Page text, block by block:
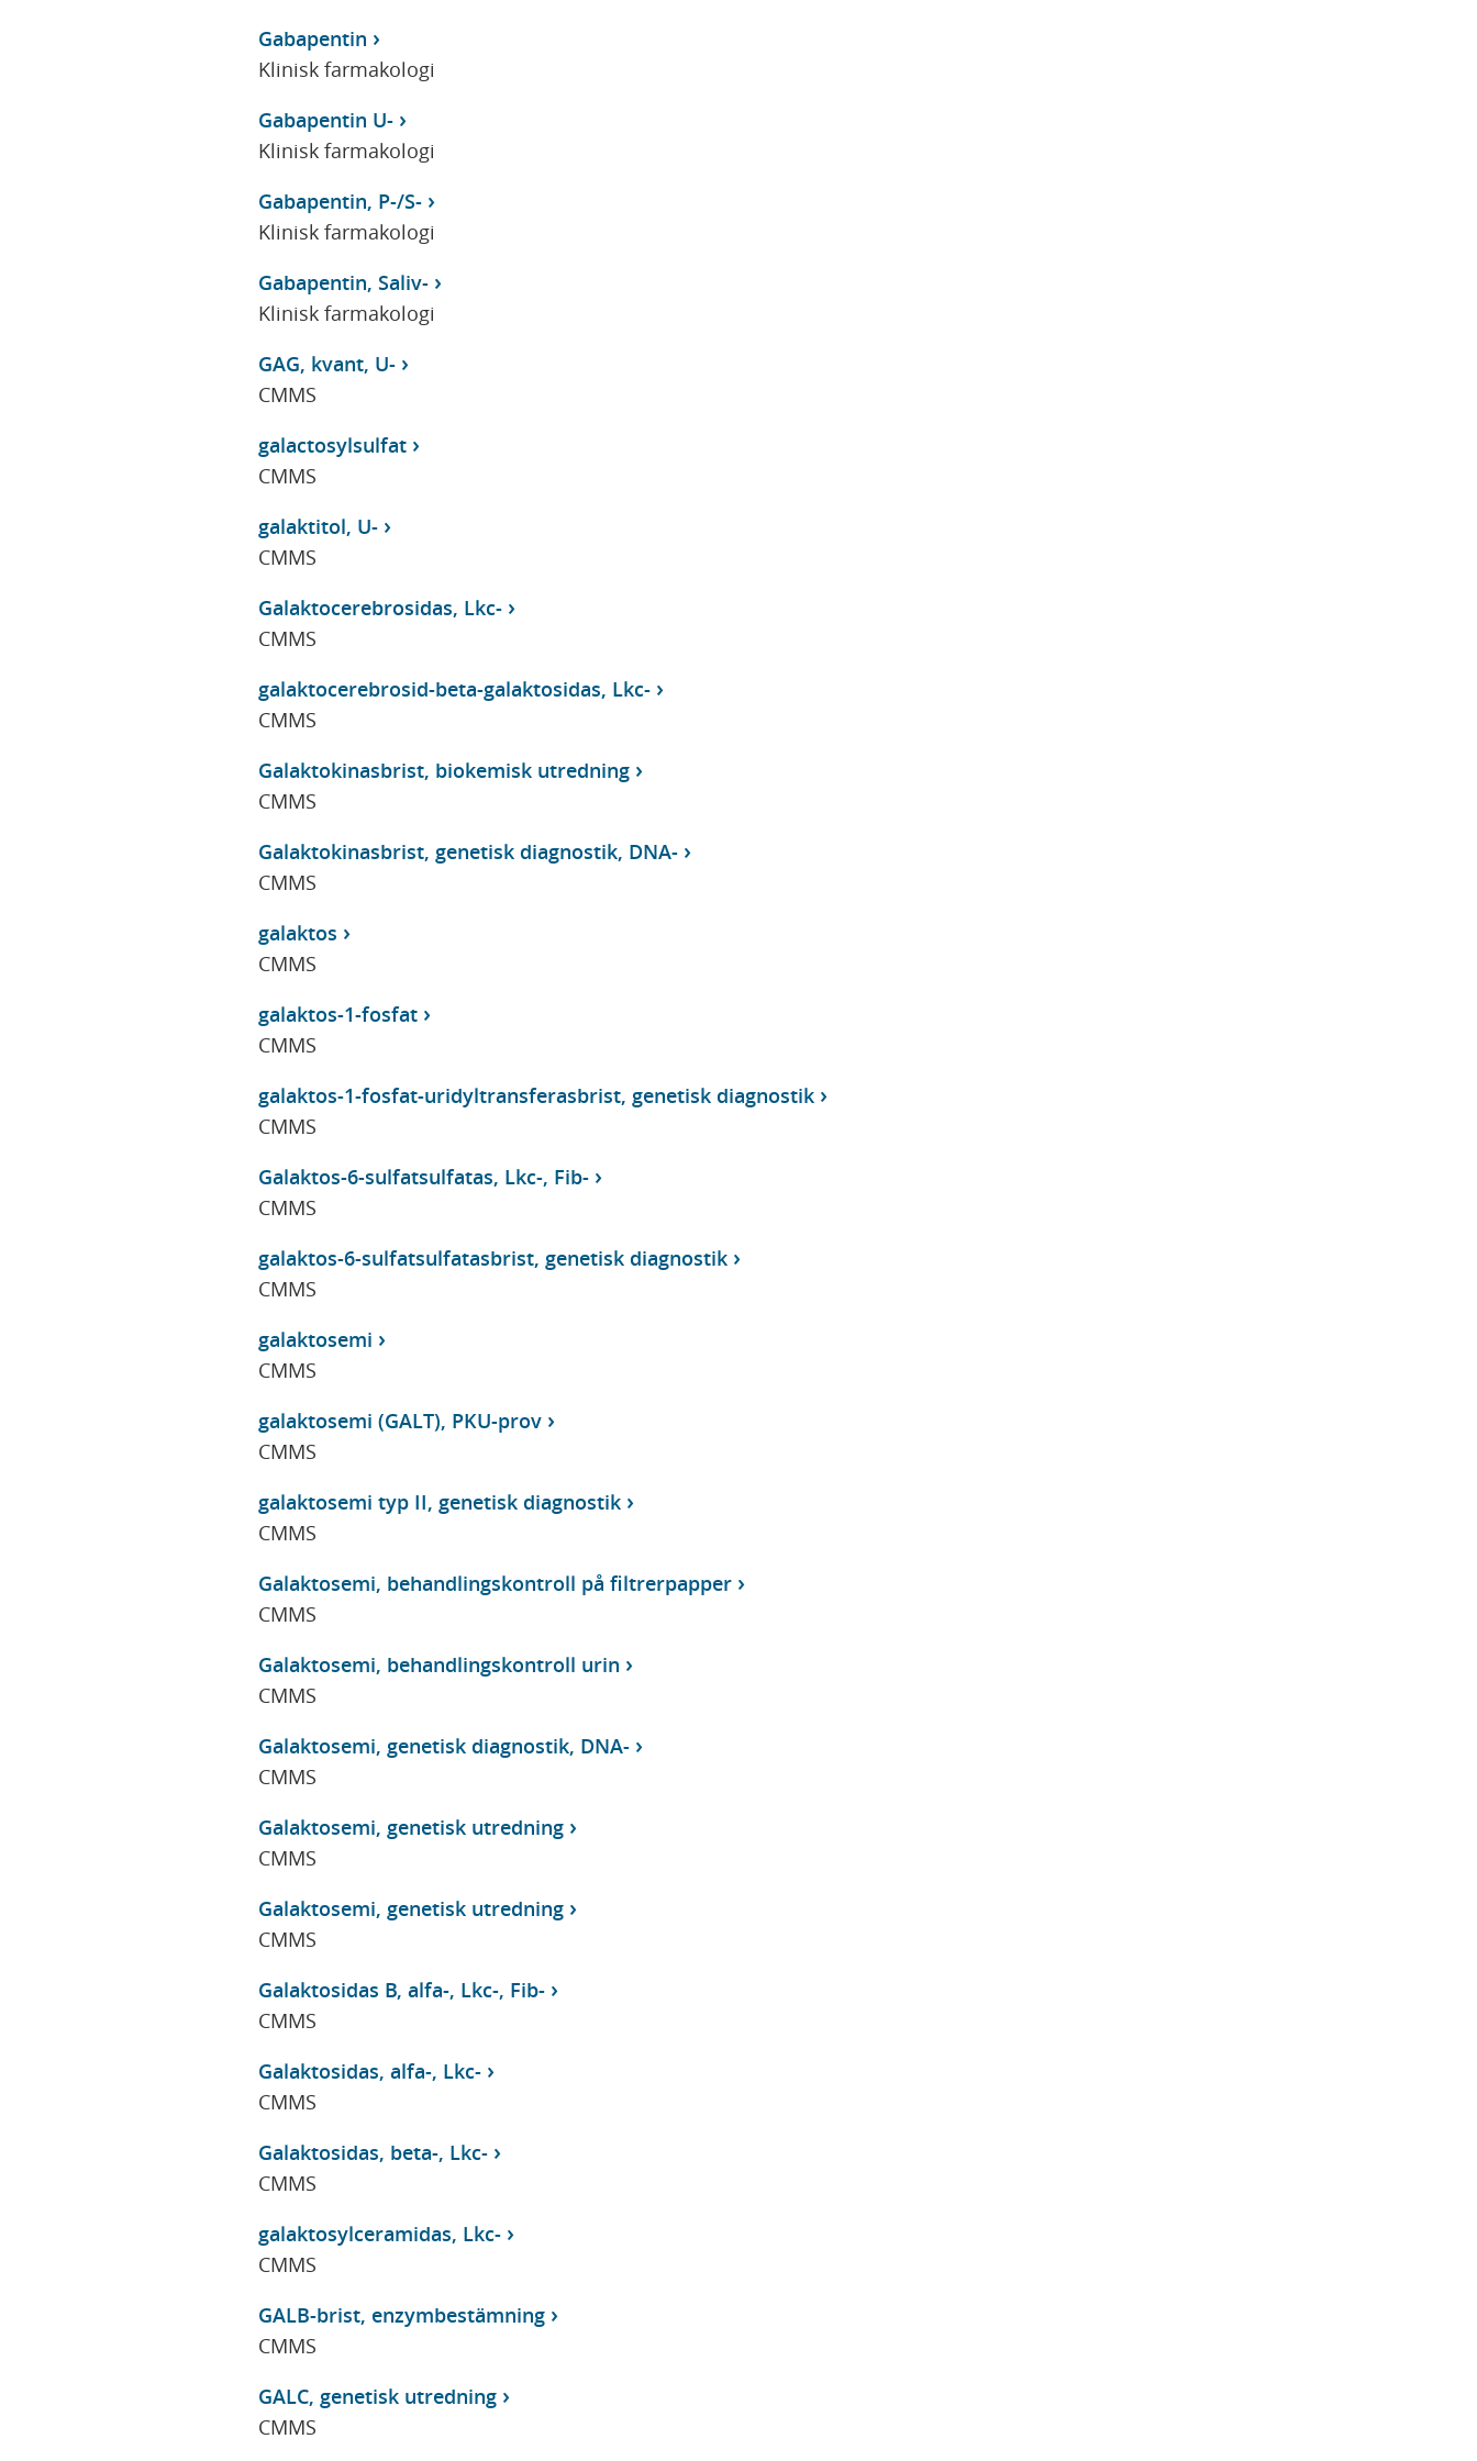
Gabapentin
Klinisk farmakologi
Gabapentin U-
Klinisk farmakologi
Gabapentin, P-/S-
Klinisk farmakologi
Gabapentin, Saliv-
Klinisk farmakologi
GAG, kvant, U-
CMMS
galactosylsulfat
CMMS
galaktitol, U-
CMMS
Galaktocerebrosidas, Lkc-
CMMS
galaktocerebrosid-beta-galaktosidas, Lkc-
CMMS
Galaktokinasbrist, biokemisk utredning
CMMS
Galaktokinasbrist, genetisk diagnostik, DNA-
CMMS
galaktos
CMMS
galaktos-1-fosfat
CMMS
galaktos-1-fosfat-uridyltransferasbrist, genetisk diagnostik
CMMS
Galaktos-6-sulfatsulfatas, Lkc-, Fib-
CMMS
galaktos-6-sulfatsulfatasbrist, genetisk diagnostik
CMMS
galaktosemi
CMMS
galaktosemi (GALT), PKU-prov
CMMS
galaktosemi typ II, genetisk diagnostik
CMMS
Galaktosemi, behandlingskontroll på filtrerpapper
CMMS
Galaktosemi, behandlingskontroll urin
CMMS
Galaktosemi, genetisk diagnostik, DNA-
CMMS
Galaktosemi, genetisk utredning
CMMS
Galaktosemi, genetisk utredning
CMMS
Galaktosidas B, alfa-, Lkc-, Fib-
CMMS
Galaktosidas, alfa-, Lkc-
CMMS
Galaktosidas, beta-, Lkc-
CMMS
galaktosylceramidas, Lkc-
CMMS
GALB-brist, enzymbestämning
CMMS
GALC, genetisk utredning
CMMS